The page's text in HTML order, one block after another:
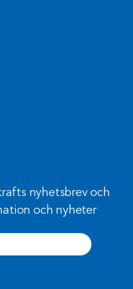
nyhetsbrev och
och nyheter